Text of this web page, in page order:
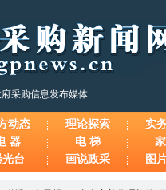
采购信息发布媒体
动态 理论探索
实
器 电 梯
光台 画说政采 图